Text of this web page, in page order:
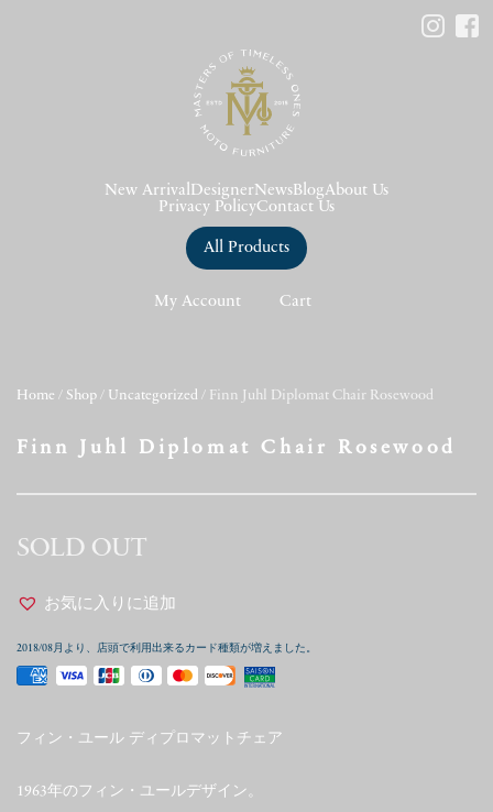
New Arrival DesignerNews BlogAbout Us
Privacy PolicyContact Us
All Products
My Account Cart
Home / Shop / Uncategorized / Finn Juhl Diplomat Chair Rosewood
Finn Juhl Diplomat Chair Rosewood
SOLD OUT
お気に入りに追加
2018/08月より、店頭で利用出来るカード種類が増えました。
フィン・ユール ディプロマットチェア
1963年のフィン・ユールデザイン。